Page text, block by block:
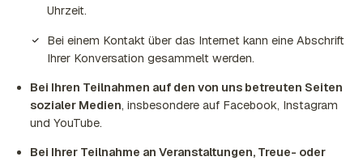
Uhrzeit.
Bei einem Kontakt über das Internet kann eine Abschrift
Ihrer Konversation gesammelt werden.
Bei Ihren Teilnahmen auf den von uns betreuten Seiten
sozialer Medien, insbesondere auf Facebook, Instagram
und YouTube.
Bei Ihrer Teilnahme an Veranstaltungen, Treue- oder